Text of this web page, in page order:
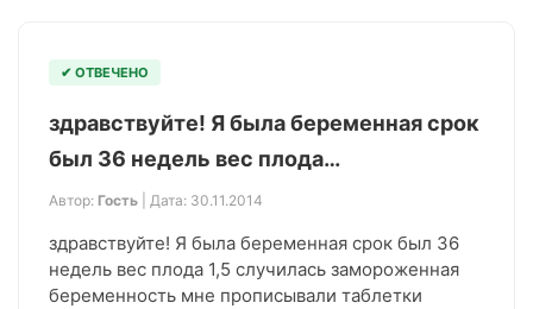
✔ ОТВЕЧЕНО
здравствуйте! Я была беременная срок
был 36 недель вес плода…
Автор: Гость | Дата: 30.11.2014
здравствуйте! Я была беременная срок был 36
недель вес плода 1,5 случилась замороженная
беременность мне прописывали таблетки